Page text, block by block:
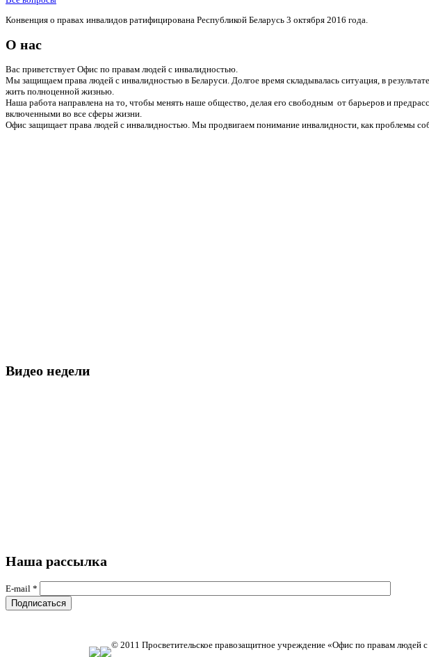
Конвенция о правах инвалидов ратифицирована Республикой Беларусь 3 октября 2016 года.
О нас
Вас приветствует Офис по правам людей с инвалидностью.
Мы защищаем права людей с инвалидностью в Беларуси. Долгое время складывалась ситуация, в
жить полноценной жизнью.
Наша работа направлена на то, чтобы менять наше общество, делая его свободным от барьеров и
включенными во все сферы жизни.
Офис защищает права людей с инвалидностью. Мы продвигаем понимание инвалидности, как проблемы
Видео недели
Наша рассылка
E-mail *
© 2011 Просветительское правозащитное учреждение «Офис по правам людей